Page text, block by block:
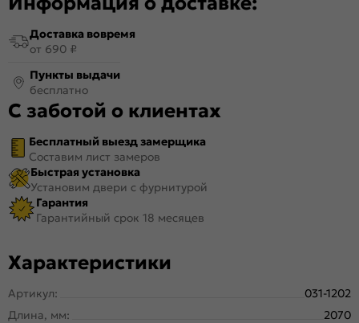
Доставка вовремя
от 690 ₽
Пункты выдачи
бесплатно
С заботой о клиентах
Бесплатный выезд замерщика
Составим лист замеров
Быстрая установка
Установим двери с фурнитурой
Гарантия
Гарантийный срок 18 месяцев
Характеристики
Артикул:
031-1202
Длина, мм:
2070